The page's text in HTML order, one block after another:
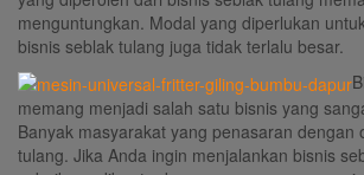
menguntungkan. Modal yang diperlukan
bisnis seblak tulang juga tidak terlalu besar.
memang menjadi salah satu bisnis yang
Banyak masyarakat yang penasaran dengan
tulang. Jika Anda ingin menjalankan bisnis